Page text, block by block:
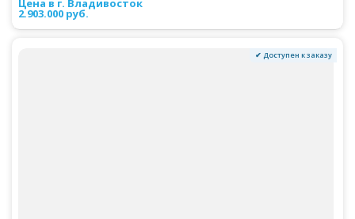
2.903.000 руб.
✔ Доступен к заказу